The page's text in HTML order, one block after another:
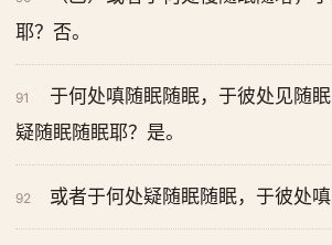
耶？否。
91
于何处嗔随眠随眠，于彼处见随
疑随眠随眠耶？是。
92 或者于何处疑随眠随眠，于彼处嗔